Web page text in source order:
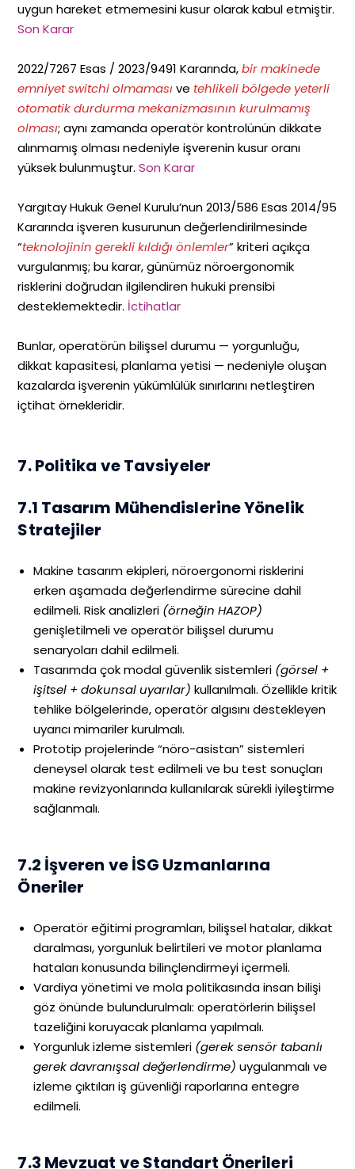
uygun hareket etmemesini kusur olarak kabul etmiştir.
Son Karar
2022/7267 Esas / 2023/9491 Kararında,bir makinede
emniyet switchi olmaması ve tehlikeli bölgede yeterli
otomatik durdurma mekanizmasının kurulmamış
olması; aynı zamanda operatör kontrolünün dikkate
alınmamış olması nedeniyle işverenin kusur oranı
yüksek bulunmuştur.Son Karar
Yargıtay Hukuk Genel Kurulu’nun 2013/586 Esas 2014/95
Kararında işveren kusurunun değerlendirilmesinde
“teknolojinin gerekli kıldığı önlemler” kriteri açıkça
vurgulanmış; bu karar, günümüz nöroergonomik
risklerini doğrudan ilgilendiren hukuki prensibi
desteklemektedir. İctihatlar
Bunlar, operatörün bilişsel durumu — yorgunluğu,
dikkat kapasitesi, planlama yetisi — nedeniyle oluşan
kazalarda işverenin yükümlülük sınırlarını netleştiren
içtihat örnekleridir.
7. Politika ve Tavsiyeler
7.1 Tasarım Mühendislerine Yönelik
Stratejiler
Makine tasarım ekipleri, nöroergonomi risklerini
erken aşamada değerlendirme sürecine dahil
edilmeli. Risk analizleri (örneğin HAZOP)
genişletilmeli ve operatör bilişsel durumu
senaryoları dahil edilmeli.
Tasarımda çok modal güvenlik sistemleri (görsel +
işitsel + dokunsal uyarılar) kullanılmalı. Özellikle kritik
tehlike bölgelerinde, operatör algısını destekleyen
uyarıcı mimariler kurulmalı.
Prototip projelerinde “nöro-asistan” sistemleri
deneysel olarak test edilmeli ve bu test sonuçları
makine revizyonlarında kullanılarak sürekli iyileştirme
sağlanmalı.
7.2 İşveren ve İSG Uzmanlarına
Öneriler
Operatör eğitimi programları, bilişsel hatalar, dikkat
daralması, yorgunluk belirtileri ve motor planlama
hataları konusunda bilinçlendirmeyi içermeli.
Vardiya yönetimi ve mola politikasında insan bilişi
göz önünde bulundurulmalı: operatörlerin bilişsel
tazeliğini koruyacak planlama yapılmalı.
Yorgunluk izleme sistemleri (gerek sensör tabanlı
gerek davranışsal değerlendirme) uygulanmalı ve
izleme çıktıları iş güvenliği raporlarına entegre
edilmeli.
7.3 Mevzuat ve Standart Önerileri